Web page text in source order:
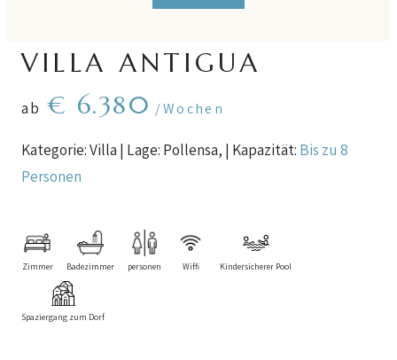
VILLA ANTIGUA
ab € 6.380 /Wochen
Kategorie: Villa | Lage: Pollensa, | Kapazität: Bis zu 8
Personen
Zimmer Badezimmer personen Wiffi Kindersicherer Pool
Spaziergang zum Dorf